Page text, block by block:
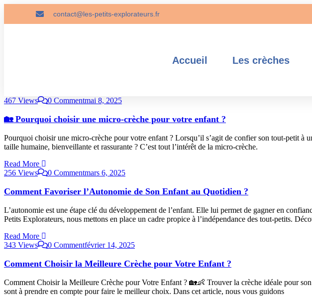
contact@les-petits-explorateurs.fr
Accueil Les crèches
467 Views 0 Commentmai 8, 2025
🏡 Pourquoi choisir une micro-crèche pour votre enfant ?
Pourquoi choisir une micro-crèche pour votre enfant ? Lorsqu’il s’agit de confier son tout-petit à
taille humaine, bienveillante et rassurante ? C’est tout l’intérêt de la micro-crèche.
Read More
256 Views
0 Commentmars 6, 2025
Comment Favoriser l’Autonomie de Son Enfant au Quotidien ?
L’autonomie est une étape clé du développement de l’enfant. Elle lui permet de gagner en
Petits Explorateurs, nous mettons en place un cadre propice à l’indépendance des tout-petits.
Read More
343 Views
0 Commentfévrier 14, 2025
Comment Choisir la Meilleure Crèche pour Votre Enfant ?
Comment Choisir la Meilleure Crèche pour Votre Enfant ? 🏡👶 Trouver la crèche idéale pour
sont à prendre en compte pour faire le meilleur choix. Dans cet article, nous vous guidons